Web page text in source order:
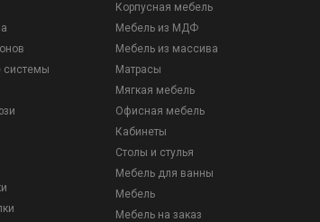
системы
Корпусная мебель
Мебель из МДФ
Мебель из массива
Матрасы
Мягкая мебель
Офисная мебель
Кабинеты
Столы и стулья
Мебель для ванны
Мебель
Мебель на заказ